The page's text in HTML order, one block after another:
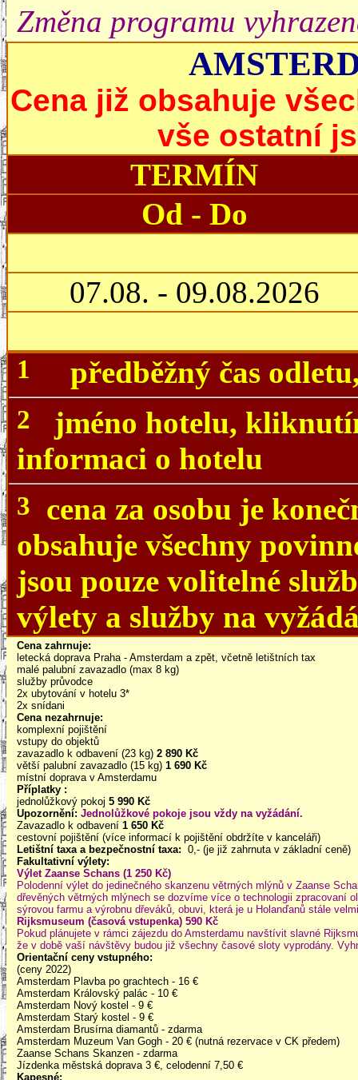
Změna programu
Cena již obsahuje
vše ostatní
TERMÍN
Od - Do
07.08. - 09.08.2026
1 předběžný čas
2
jméno hotelu,
informaci o hotelu
3
cena za osobu je
obsahuje všechny
jsou pouze volitelné
výlety a služby na
Cena zahrnuje:
letecká doprava Praha - Amsterdam a zpět, včetně letištních tax
malé palubní zavazadlo (max 8 kg)
služby průvodce
2x ubytování v hotelu 3*
2x snídani
Cena nezahrnuje:
komplexní pojištění
vstupy do objektů
zavazadlo k odbavení (23 kg) 2 890 Kč
větší palubní zavazadlo (15 kg) 1 690 Kč
místní doprava v Amsterdamu
Příplatky :
jednolůžkový pokoj 5 990 Kč
Upozornění: Jednolůžkové pokoje jsou vždy na vyžádání.
Zavazadlo k odbavení 1 650 Kč
cestovní pojištění (více informací k pojištění obdržíte v kanceláři)
Letištní taxa a bezpečnostní taxa: 0,- (je již zahrnuta v základní ceně)
Fakultativní výlety:
Výlet Zaanse Schans (1 250 Kč)
Polodenní výlet do jedinečného skanzenu větrných mlýnů v Zaanse
dřevěných větrných mlýnech se dozvíme více o technologii zpracovaní
sýrovou farmu a výrobnu dřeváků, obuvi, která je u Holanďanů stále
Rijksmuseum (časová vstupenka) 590 Kč
Pokud plánujete v rámci zájezdu do Amsterdamu navštívit slavné
že v době vaší návštěvy budou již všechny časové sloty vyprodány.
Orientační ceny vstupného:
(ceny 2022)
Amsterdam Plavba po grachtech - 16 €
Amsterdam Královský palác - 10 €
Amsterdam Nový kostel - 9 €
Amsterdam Starý kostel - 9 €
Amsterdam Brusírna diamantů - zdarma
Amsterdam Muzeum Van Gogh - 20 € (nutná rezervace v CK předem)
Zaanse Schans Skanzen - zdarma
Jízdenka městská doprava 3 €, celodenní 7,50 €
Kapesné: